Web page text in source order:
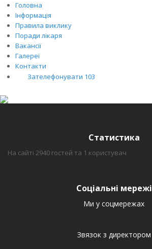
Головна
Інформація
Правила виклику
Поради лікаря
Вакансії
Галереї
Контакти
Зателефонувати 103
Статистика
На сайті 2940 гостей та 1 користувач
Соціальні мережі
Ми у соцмережах
Звязок з директором